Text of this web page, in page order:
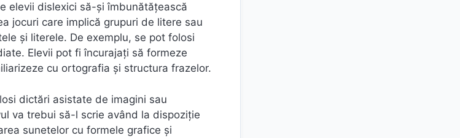
elevii dislexici să-și îmbunătățească
jocuri care implică grupuri de litere sau
și literele. De exemplu, se pot folosi
Elevii pot fi încurajați să formeze
cu ortografia și structura frazelor.
dictări asistate de imagini sau
va trebui să-l scrie având la dispoziție
sunetelor cu formele grafice și